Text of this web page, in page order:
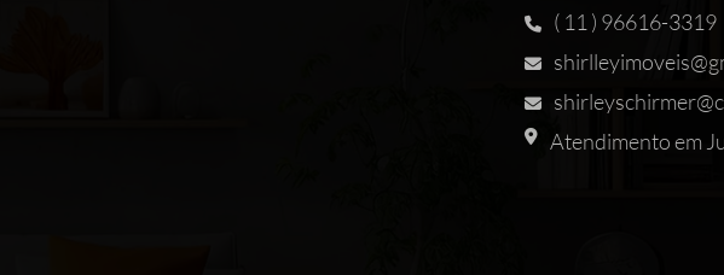
( 11 ) 96616-3319
Atendimento em